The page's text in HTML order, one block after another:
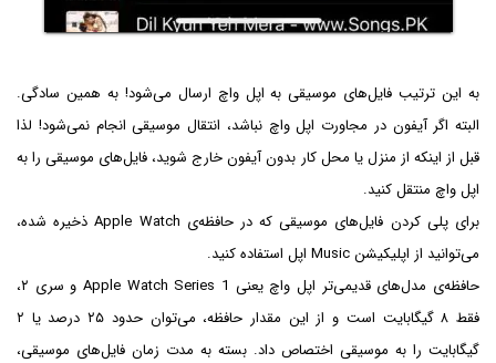
به این ترتیب فایل‌های موسیقی به اپل واچ ارسال می‌شود! به همین سادگی.
البته اگر آیفون در مجاورت اپل واچ نباشد، انتقال موسیقی انجام نمی‌شود! لذا
قبل از اینکه از منزل یا محل کار بدون آیفون خارج شوید، فایل‌های موسیقی را به
اپل واچ منتقل کنید.
برای پلی کردن فایل‌های موسیقی که در حافظه‌ی Apple Watch ذخیره شده،
می‌توانید از اپلیکیشن Music اپل استفاده کنید.
حافظه‌ی مدل‌های قدیمی‌تر اپل واچ یعنی Apple Watch Series 1 و سری ۲،
فقط ۸ گیگابایت است و از این مقدار حافظه، می‌توان حدود ۲۵ درصد یا ۲
گیگابایت را به موسیقی اختصاص داد. بسته به مدت زمان فایل‌های موسیقی،